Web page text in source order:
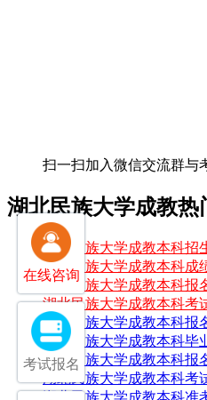
扫一扫加入微信交流群与
湖北民族大学成教热
湖北民族大学成教本科招
湖北民族大学成教本科成
湖北民族大学成教本科报
湖北民族大学成教本科考
湖北民族大学成教本科报
湖北民族大学成教本科毕
湖北民族大学成教本科报
湖北民族大学成教本科考
湖北民族大学成教本科准
在线咨询
考试报名